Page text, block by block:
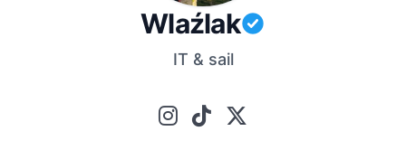
Wlaźlak
IT & sail